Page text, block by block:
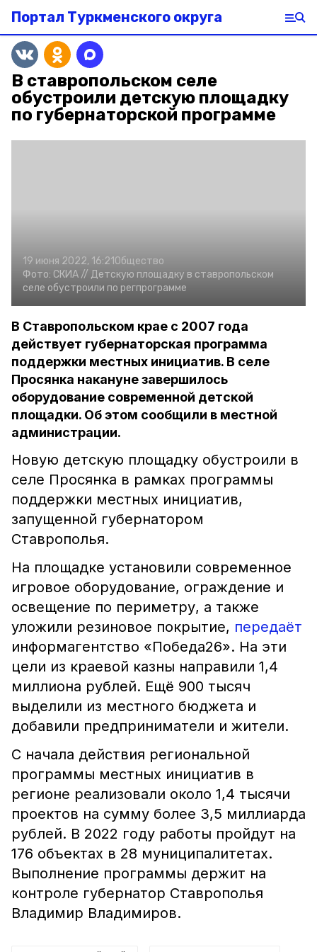
Портал Туркменского округа
В ставропольском селе
обустроили детскую площадку
по губернаторской программе
19 июня 2022, 16:21Общество
Фото: СКИА // Детскую площадку в ставропольском
селе обустроили по регпрограмме
В Ставропольском крае с 2007 года
действует губернаторская программа
поддержки местных инициатив. В селе
Просянка накануне завершилось
оборудование современной детской
площадки. Об этом сообщили в местной
администрации.
Новую детскую площадку обустроили в
селе Просянка в рамках программы
поддержки местных инициатив,
запущенной губернатором
Ставрополья.
На площадке установили современное
игровое оборудование, ограждение и
освещение по периметру, а также
уложили резиновое покрытие, передаёт
информагентство «Победа26». На эти
цели из краевой казны направили 1,4
миллиона рублей. Ещё 900 тысяч
выделили из местного бюджета и
добавили предприниматели и жители.
С начала действия региональной
программы местных инициатив в
регионе реализовали около 1,4 тысячи
проектов на сумму более 3,5 миллиарда
рублей. В 2022 году работы пройдут на
176 объектах в 28 муниципалитетах.
Выполнение программы держит на
контроле губернатор Ставрополья
Владимир Владимиров.